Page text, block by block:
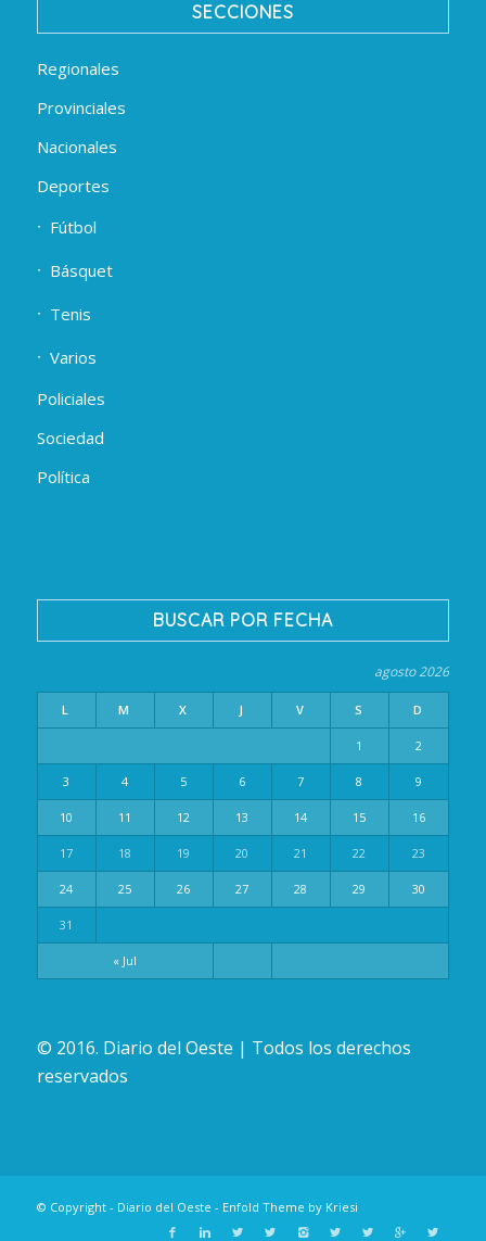
SECCIONES
Regionales
Provinciales
Nacionales
Deportes
Fútbol
Básquet
Tenis
Varios
Policiales
Sociedad
Política
BUSCAR POR FECHA
agosto 2026
L M X J V S D
« Jul
1 2
3 4 5 6 7 8 9
10 11 12 13 14 15 16
17 18 19 20 21 22 23
24 25 26 27 28 29 30
31
© 2016. Diario del Oeste | Todos los derechos
reservados
© Copyright - Diario del Oeste - Enfold Theme by Kriesi